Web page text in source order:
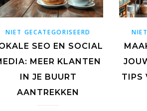
NIET GECATEGORISEERD
SEO EN SOCIAL
MEER KLANTEN
IN JE BUURT
AANTREKKEN
TIPS